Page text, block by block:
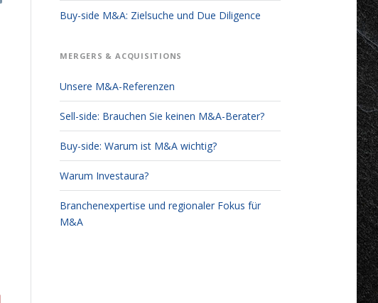
Buy-side M&A: Zielsuche und Due Diligence
MERGERS & ACQUISITIONS
Unsere M&A-Referenzen
Sell-side: Brauchen Sie keinen M&A-Berater?
Buy-side: Warum ist M&A wichtig?
Warum Investaura?
Branchenexpertise und regionaler Fokus für
M&A